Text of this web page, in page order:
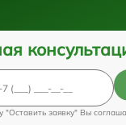
"Оставить заявку" Вы